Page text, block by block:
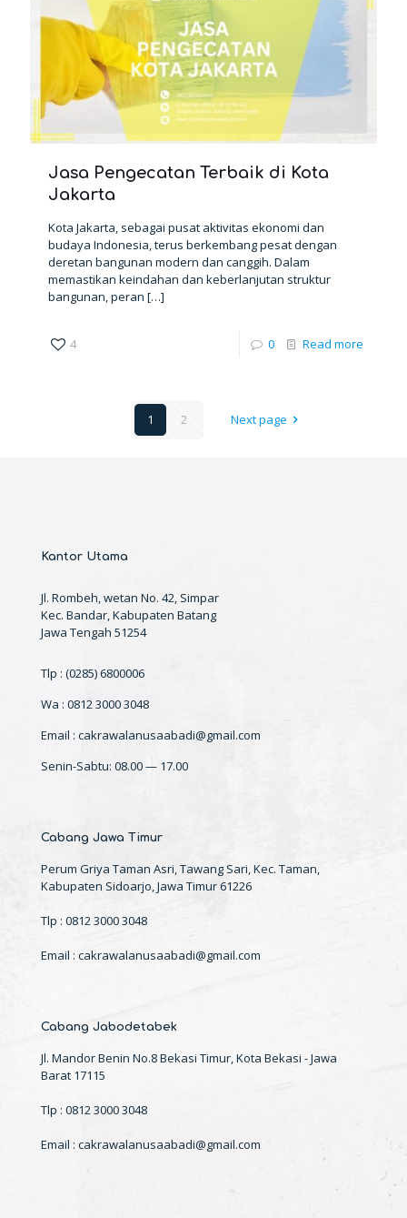
Jasa Pengecatan Terbaik di Kota
Jakarta
Kota Jakarta, sebagai pusat aktivitas ekonomi dan
budaya Indonesia, terus berkembang pesat dengan
deretan bangunan modern dan canggih. Dalam
memastikan keindahan dan keberlanjutan struktur
bangunan, peran […]
4 0 Read more
1 2 Next page
Kantor Utama
Jl. Rombeh, wetan No. 42, Simpar
Kec. Bandar, Kabupaten Batang
Jawa Tengah 51254
Tlp : (0285) 6800006
Wa : 0812 3000 3048
Email : cakrawalanusaabadi@gmail.com
Senin-Sabtu: 08.00 — 17.00
Cabang Jawa Timur
Perum Griya Taman Asri, Tawang Sari, Kec. Taman,
Kabupaten Sidoarjo, Jawa Timur 61226
Tlp : 0812 3000 3048
Email : cakrawalanusaabadi@gmail.com
Cabang Jabodetabek
Jl. Mandor Benin No.8 Bekasi Timur, Kota Bekasi - Jawa
Barat 17115
Tlp : 0812 3000 3048
Email : cakrawalanusaabadi@gmail.com